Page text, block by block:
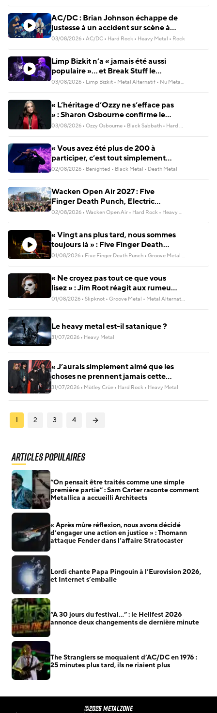
AC/DC : Brian Johnson échappe de
justesse à un accident sur scène à
Las Vegas
03/08/2026 • AC/DC • Hard Rock • Heavy Metal • Rock
Limp Bizkit n’a « jamais été aussi
populaire »… et Break Stuff le
prouve encore
03/08/2026 • Limp Bizkit • Metal Alternatif • Nu Metal •
« L’héritage d’Ozzy ne s’efface pas
» : Sharon Osbourne confirme le
retour d’Ozzfest et le film Back To
03/08/2026 • Ozzy Osbourne • Black Sabbath • Hard Rock
« Vous avez été plus de 200 à
participer, c’est tout simplement
incroyable ! » : Benighted fera
prochain album
02/08/2026 • Benighted • Black Metal • Death Metal
Wacken Open Air 2027 : Five
Finger Death Punch, Electric
Callboy et Helloween parmi les
02/08/2026 • Wacken Open Air • Hard Rock • Heavy Metal
« Vingt ans plus tard, nous sommes
toujours là » : Five Finger Death
Punch dévoile le clip de Nails In The
01/08/2026 • Five Finger Death Punch • Groove Metal
« Ne croyez pas tout ce que vous
lisez » : Jim Root réagit aux rumeurs
sur le renvoi de Sid Wilson de
01/08/2026 • Slipknot • Groove Metal • Metal Alternatif
Le heavy metal est-il satanique ?
31/07/2026 • Heavy Metal
« J’aurais simplement aimé que les
choses ne prennent jamais cette
tournure » : Tommy Lee revient sur
31/07/2026 • Mötley Crüe • Hard Rock • Heavy Metal
Navigation
des
1 2 3 4
Articles populaires
“On pensait être traités comme une simple
première partie” : Sam Carter raconte comment
Metallica a accueilli Architects
« Après mûre réflexion, nous avons décidé
d’engager une action en justice » : Thomann
attaque Fender dans l’affaire Stratocaster
Lordi chante Papa Pingouin à l’Eurovision 2026,
et Internet s’emballe
“À 30 jours du festival…” : le Hellfest 2026
annonce deux changements de dernière minute
The Stranglers se moquaient d’AC/DC en 1976 :
25 minutes plus tard, ils ne riaient plus
©2026 METALZONE